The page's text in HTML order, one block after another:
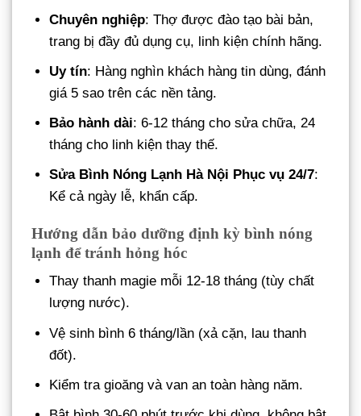
Chuyên nghiệp: Thợ được đào tạo bài bản,
trang bị đầy đủ dụng cụ, linh kiện chính hãng.
Uy tín: Hàng nghìn khách hàng tin dùng, đánh
giá 5 sao trên các nền tảng.
Bảo hành dài: 6-12 tháng cho sửa chữa, 24
tháng cho linh kiện thay thế.
Sửa Bình Nóng Lạnh Hà Nội Phục vụ 24/7:
Kể cả ngày lễ, khẩn cấp.
Hướng dẫn bảo dưỡng định kỳ bình nóng
lạnh để tránh hỏng hóc
Thay thanh magie mỗi 12-18 tháng (tùy chất
lượng nước).
Vệ sinh bình 6 tháng/lần (xả cặn, lau thanh
đốt).
Kiểm tra gioăng và van an toàn hàng năm.